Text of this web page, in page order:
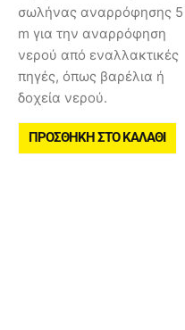
σωλήνας αναρρόφησης 5
m για την αναρρόφηση
νερού από εναλλακτικές
πηγές, όπως βαρέλια ή
δοχεία νερού.
ΠΡΟΣΘΉΚΗ ΣΤΟ ΚΑΛΆΘΙ